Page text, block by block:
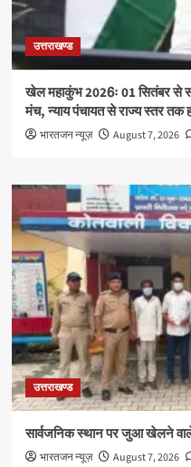
उत्तराखण्ड
खेल महाकुंभ 2026ः 01 सितंबर से
मंच, न्याय पंचायत से राज्य स्तर तक
भारतजन न्यूज़ August 7, 2026
उत्तराखण्ड
सार्वजनिक स्थान पर जुआ खेलने वाले
भारतजन न्यूज़ August 7, 2026